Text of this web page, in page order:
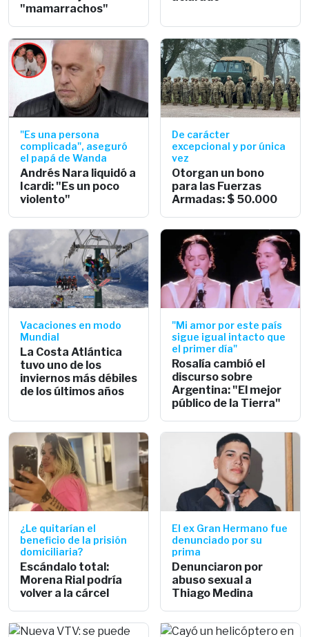
"mamarrachos"
"Es una persona
complicada", aseguró
el papá de Wanda
Andrés Nara liquidó a
Icardi: "Es un poco
violento"
De carácter
excepcional y por única
vez
Otorgan un bono
para las Fuerzas
Armadas: $ 50.000
Vacaciones en modo
Mundial
La Costa Atlántica
tuvo uno de los
inviernos más débiles
de los últimos años
"Mi amor por este país
sigue igual intacto que
el primer día"
Rosalía cambió el
discurso sobre
Argentina: "El mejor
público de la Tierra"
¿Le quitarían el
beneficio de la prisión
domiciliaria?
Escándalo total:
Morena Rial podría
volver a la cárcel
El ex Gran Hermano fue
denunciado por su
prima
Denunciaron por
abuso sexual a
Thiago Medina